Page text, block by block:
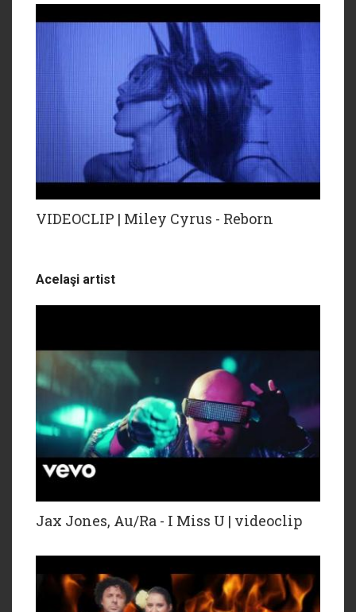
VIDEOCLIP | Miley Cyrus - Reborn
Acelaşi artist
Jax Jones, Au/Ra - I Miss U | videoclip